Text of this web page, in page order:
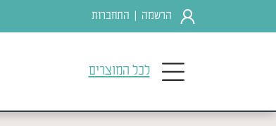
הרשמה התחברות
לכל המוצרים